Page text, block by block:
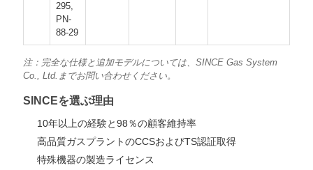
295,
PN-
88-29
注：完全な仕様と追加モデルについては、SINCE Gas System
Co., Ltd.までお問い合わせください。
SINCEを選ぶ理由
10年以上の経験と98％の顧客維持率
高品質ガスプラントのCCSおよびTS認証取得
特殊機器の製造ライセンス